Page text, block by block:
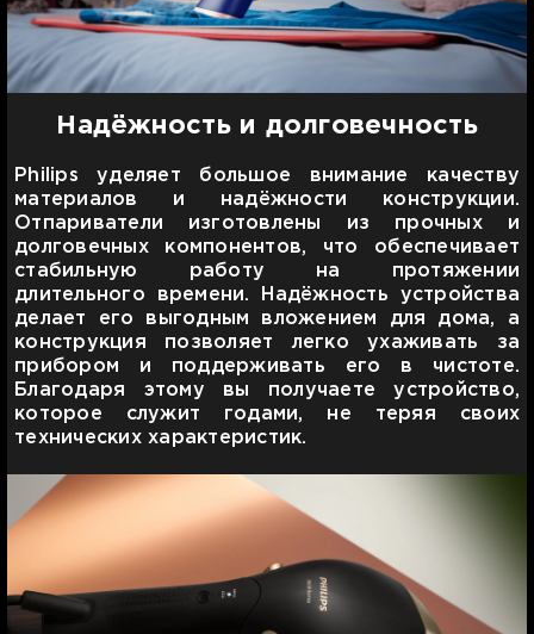
Надёжность и долговечность
Philips уделяет большое внимание качеству
материалов и надёжности конструкции.
Отпариватели изготовлены из прочных и
долговечных компонентов, что обеспечивает
стабильную работу на протяжении
длительного времени. Надёжность устройства
делает его выгодным вложением для дома, а
конструкция позволяет легко ухаживать за
прибором и поддерживать его в чистоте.
Благодаря этому вы получаете устройство,
которое служит годами, не теряя своих
технических характеристик.